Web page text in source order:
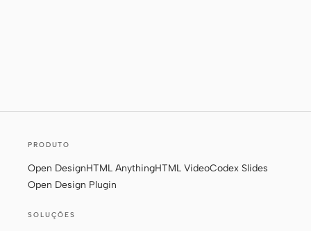
Protótipo
Slides Imagem
PRODUTO
Open DesignHTML AnythingHTML VideoCodex Slides
Open Design Plugin
SOLUÇÕES